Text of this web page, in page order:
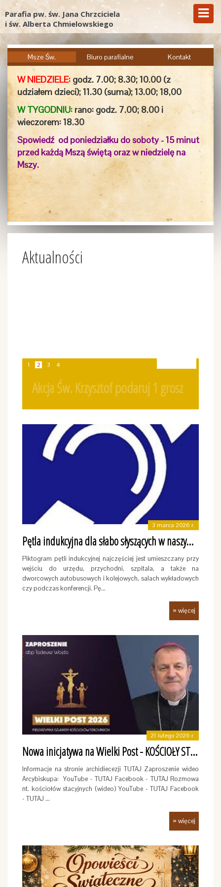
Parafia pw. św. Jana Chrzciciela
i św. Alberta Chmielowskiego
Msze Św. Biuro parafialne Kontakt
W NIEDZIELE: godz. 7.00; 8.30; 10.00 (z
udziałem dzieci); 11.30 (suma); 13.00; 18,00
W TYGODNIU: rano: godz. 7.00; 8.00 i
wieczorem:18.30
Spowiedź od poniedziałku do soboty - 15 minut
przed każdą Mszą świętą oraz w niedzielę na
Mszy.
Aktualności
1 2 3 4
Akcja Św. Krzysztof podaruj 1 grosz
3 marca 2026 r.
Pętla indukcyjna dla słabo słyszących w naszym ko…
Piktogram pętli indukcyjnej najczęściej jest umieszczany przy
wejściu do urzędu, przychodni, szpitala, a także na
dworcowych autobusowych i kolejowych, salach wykładowych
czy podczas konferencji. Pę…
» więcej
21 lutego 2026 r.
Nowa inicjatywa na Wielki Post - KOŚCIOŁY STACYJNE
Informacje na stronie archidiecezji TUTAJ Zaproszenie wideo
Arcybiskupa: YouTube - TUTAJ Facebook - TUTAJ Rozmowa
nt. kościołów stacyjnych (wideo) YouTube - TUTAJ Facebook
- TUTAJ …
» więcej